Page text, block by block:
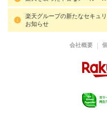
楽天グループの新たなセキュ
お知らせ
会社概要 |